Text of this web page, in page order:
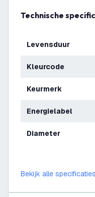
Technische
Levensduur
Kleurcode
Keurmerk
Energielabel
Diameter
Bekijk alle specificaties